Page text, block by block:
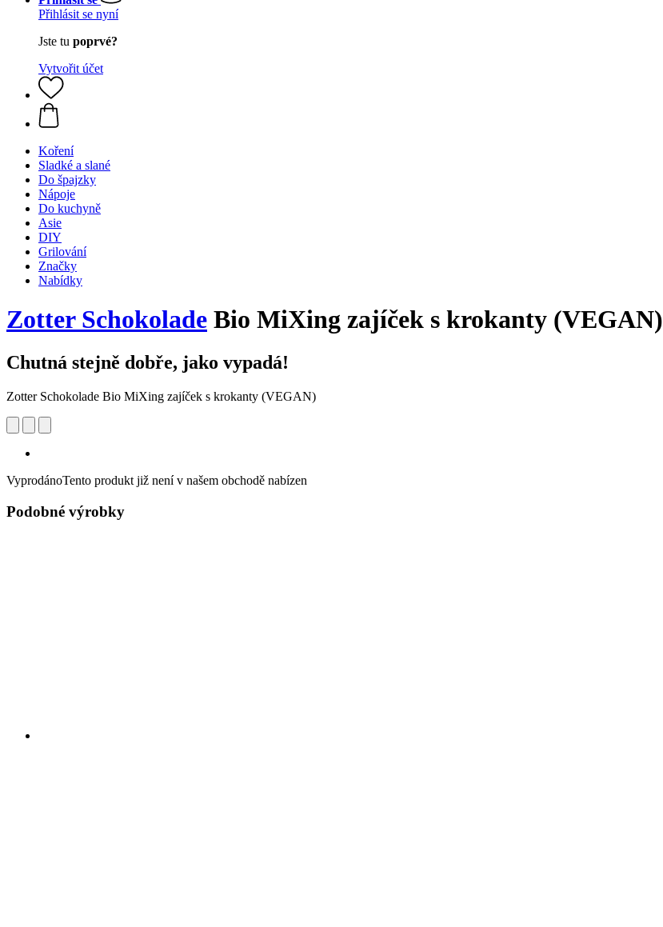
Přihlásit se nyní
Jste tu poprvé?
Vytvořit účet
Koření
Sladké a slané
Do špajzky
Nápoje
Do kuchyně
Asie
DIY
Grilování
Značky
Nabídky
Zotter Schokolade Bio MiXing zajíček s krokanty (VEGAN)
Chutná stejně dobře, jako vypadá!
Zotter Schokolade Bio MiXing zajíček s krokanty (VEGAN)
VyprodánoTento produkt již není v našem obchodě nabízen
Podobné výrobky